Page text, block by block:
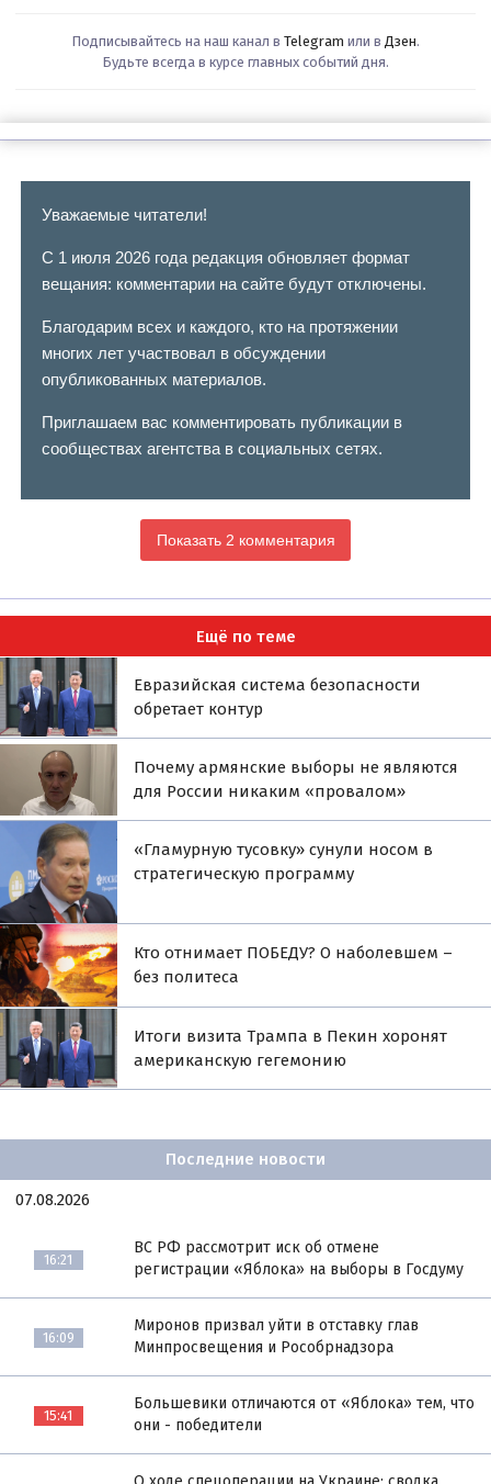
Подписывайтесь на наш канал в Telegram или в Дзен.
Будьте всегда в курсе главных событий дня.
Уважаемые читатели!
С 1 июля 2026 года редакция обновляет формат
вещания: комментарии на сайте будут отключены.
Благодарим всех и каждого, кто на протяжении
многих лет участвовал в обсуждении
опубликованных материалов.
Приглашаем вас комментировать публикации в
сообществах агентства в социальных сетях.
Показать 2 комментария
Ещё по теме
Евразийская система безопасности
обретает контур
Почему армянские выборы не являются
для России никаким «провалом»
«Гламурную тусовку» сунули носом в
стратегическую программу
Кто отнимает ПОБЕДУ? О наболевшем –
без политеса
Итоги визита Трампа в Пекин хоронят
американскую гегемонию
Последние новости
07.08.2026
16:21
ВС РФ рассмотрит иск об отмене
регистрации «Яблока» на выборы в Госдуму
16:09
Миронов призвал уйти в отставку глав
Минпросвещения и Рособрнадзора
15:41
Большевики отличаются от «Яблока» тем, что
они - победители